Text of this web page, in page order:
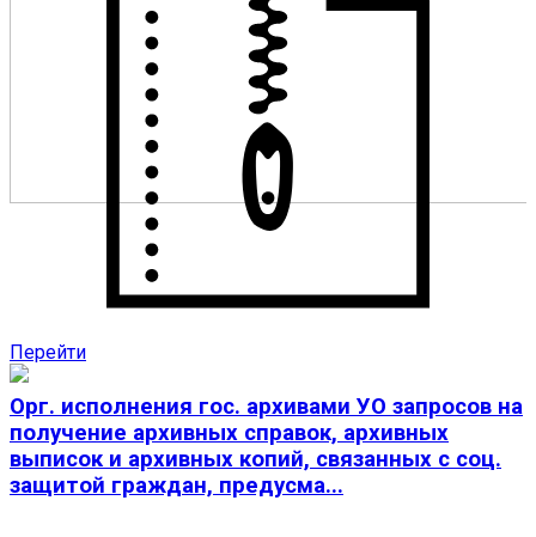
Земский работник культуры
Программа "Земский работник культуры" разработана в
рамках реализации государственной программы
Перейти
Орг. исполнения гос. архивами УО запросов на
получение архивных справок, архивных
выписок и архивных копий, связанных с соц.
защитой граждан, предусма...